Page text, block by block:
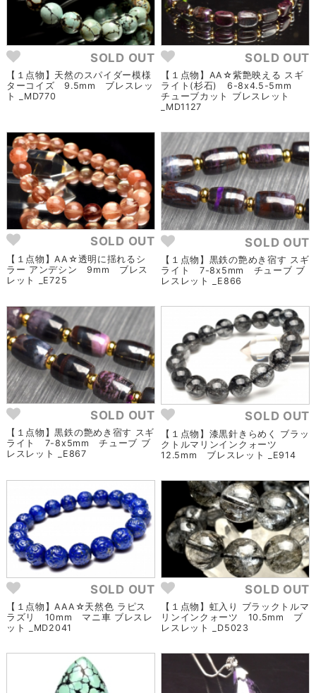
SOLD OUT
【１点物】天然のスパイダー模様
ターコイズ 9.5mm ブレスレッ
ト _MD770
SOLD OUT
【１点物】AA☆紫艶映える スギ
ライト(杉石) 6-8x4.5-5mm
チューブカット ブレスレット
_MD1127
SOLD OUT
【１点物】AA☆透明に揺れるシ
ラー アンデシン 9mm ブレス
レット _E725
SOLD OUT
【１点物】黒鉄の艶めき宿す スギ
ライト 7-8x5mm チューブ ブ
レスレット _E866
SOLD OUT
【１点物】黒鉄の艶めき宿す スギ
ライト 7-8x5mm チューブ ブ
レスレット _E867
SOLD OUT
【１点物】漆黒針きらめく ブラッ
クトルマリンインクォーツ
12.5mm ブレスレット _E914
SOLD OUT
【１点物】AAA☆天然色 ラピス
ラズリ 10mm マニ車 ブレスレ
ット _MD2041
SOLD OUT
【１点物】虹入り ブラックトルマ
リンインクォーツ 10.5mm ブ
レスレット _D5023